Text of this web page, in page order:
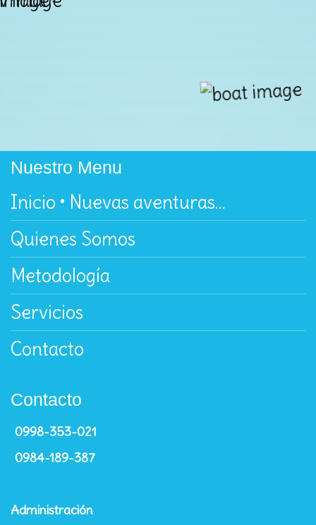
Nuestro Menu
Inicio • Nuevas aventuras…
Quienes Somos
Metodología
Servicios
Contacto
Contacto
0998-353-021
0984-189-387
Administración